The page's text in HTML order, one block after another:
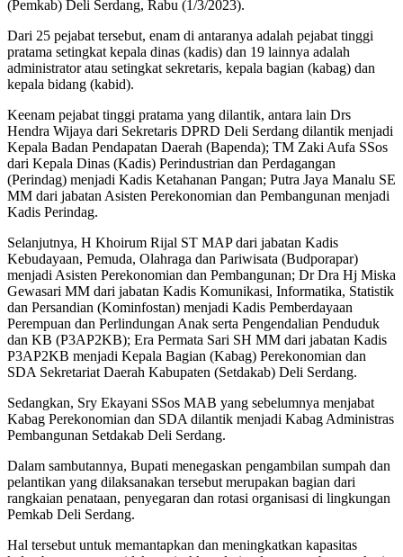
(Pemkab) Deli Serdang, Rabu (1/3/2023).
Dari 25 pejabat tersebut, enam di antaranya adalah pejabat tinggi
pratama setingkat kepala dinas (kadis) dan 19 lainnya adalah
administrator atau setingkat sekretaris, kepala bagian (kabag) dan
kepala bidang (kabid).
Keenam pejabat tinggi pratama yang dilantik, antara lain Drs
Hendra Wijaya dari Sekretaris DPRD Deli Serdang dilantik menjadi
Kepala Badan Pendapatan Daerah (Bapenda); TM Zaki Aufa SSos
dari Kepala Dinas (Kadis) Perindustrian dan Perdagangan
(Perindag) menjadi Kadis Ketahanan Pangan; Putra Jaya Manalu SE
MM dari jabatan Asisten Perekonomian dan Pembangunan menjadi
Kadis Perindag.
Selanjutnya, H Khoirum Rijal ST MAP dari jabatan Kadis
Kebudayaan, Pemuda, Olahraga dan Pariwisata (Budporapar)
menjadi Asisten Perekonomian dan Pembangunan; Dr Dra Hj Miska
Gewasari MM dari jabatan Kadis Komunikasi, Informatika, Statistik
dan Persandian (Kominfostan) menjadi Kadis Pemberdayaan
Perempuan dan Perlindungan Anak serta Pengendalian Penduduk
dan KB (P3AP2KB); Era Permata Sari SH MM dari jabatan Kadis
P3AP2KB menjadi Kepala Bagian (Kabag) Perekonomian dan
SDA Sekretariat Daerah Kabupaten (Setdakab) Deli Serdang.
Sedangkan, Sry Ekayani SSos MAB yang sebelumnya menjabat
Kabag Perekonomian dan SDA dilantik menjadi Kabag Administras
Pembangunan Setdakab Deli Serdang.
Dalam sambutannya, Bupati menegaskan pengambilan sumpah dan
pelantikan yang dilaksanakan tersebut merupakan bagian dari
rangkaian penataan, penyegaran dan rotasi organisasi di lingkungan
Pemkab Deli Serdang.
Hal tersebut untuk memantapkan dan meningkatkan kapasitas